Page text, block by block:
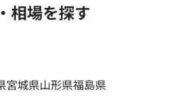
相場を探す
宮城県山形県福島県